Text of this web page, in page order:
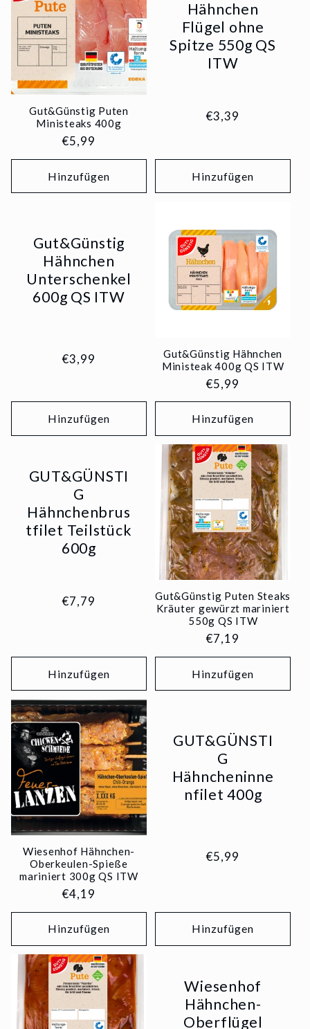
Gut&Günstig Puten
Ministeaks 400g
Normaler
Preis
€5,99
Hinzufügen
Hähnchen
Flügel ohne
Spitze 550g QS
ITW
Normaler
€3,39
Hinzufügen
Gut&Günstig
Hähnchen
Unterschenkel
600g QS ITW
Normaler
€3,99
Hinzufügen
Gut&Günstig Hähnchen
Ministeak 400g QS ITW
Normaler
Preis
€5,99
Hinzufügen
GUT&GÜNSTI
G
Hähnchenbrus
tfilet Teilstück
600g
Normaler
€7,79
Hinzufügen
Gut&Günstig Puten Steaks
Kräuter gewürzt mariniert
550g QS ITW
Normaler
Preis
€7,19
Hinzufügen
Wiesenhof Hähnchen-
Oberkeulen-Spieße
mariniert 300g QS ITW
Normaler
Preis
€4,19
Hinzufügen
GUT&GÜNSTI
G
Hähncheninne
nfilet 400g
Normaler
€5,99
Hinzufügen
Wiesenhof
Hähnchen-
Oberflügel